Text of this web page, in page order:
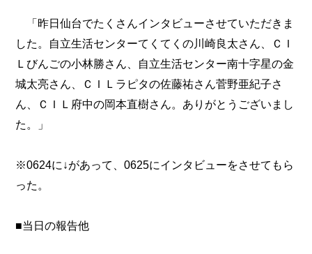
「昨日仙台でたくさんインタビューさせていただきま
した。自立生活センターてくてくの川崎良太さん、ＣＩ
Ｌびんごの小林勝さん、自立生活センター南十字星の金
城太亮さん、ＣＩＬラピタの佐藤祐さん菅野亜紀子さ
ん、ＣＩＬ府中の岡本直樹さん。ありがとうございまし
た。」
※0624に↓があって、0625にインタビューをさせてもら
った。
■当日の報告他